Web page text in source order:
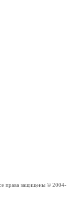
права защищены © 2004-